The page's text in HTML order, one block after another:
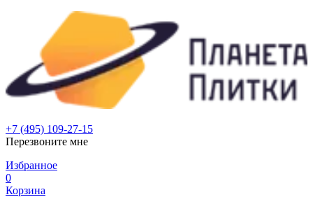
+7 (495) 109-27-15
Перезвоните мне
Избранное
0
Корзина